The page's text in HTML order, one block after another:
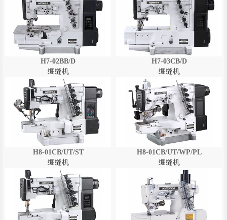
H7-02BB/D
绷缝机
H7-03CB/D
绷缝机
H8-01CB/UT/ST
绷缝机
H8-01CB/UT/WP/PL
绷缝机